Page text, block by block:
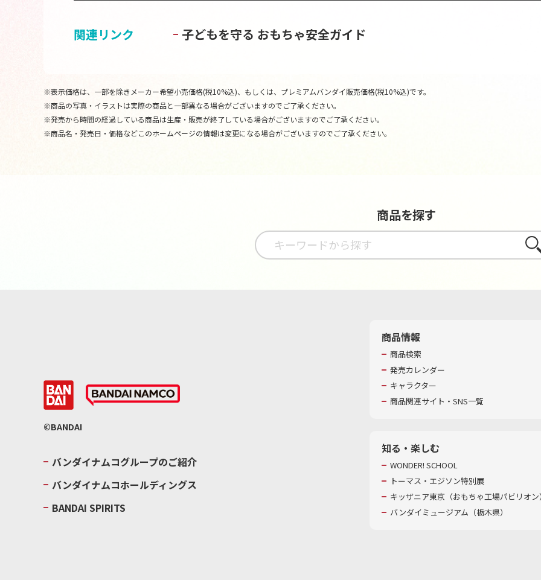
関連リンク 子どもを守る おもちゃ安全ガイド
※表示価格は、一部を除きメーカー希望小売価格(税10%込)、もしくは、プレミアムバンダイ販売価格(税10%込)です。
※商品の写真・イラストは実際の商品と一部異なる場合がございますのでご了承ください。
※発売から時間の経過している商品は生産・販売が終了している場合がございますのでご了承ください。
※商品名・発売日・価格などこのホームページの情報は変更になる場合がございますのでご了承ください。
商品を探す
さが
©BANDAI
バンダイナムコグループのご紹介
バンダイナムコホールディングス
BANDAI SPIRITS
商品情報
商品検索
発売カレンダー
キャラクター
商品関連サイト・SNS一覧
知る・楽しむ
WONDER! SCHOOL
トーマス・エジソン特別展
キッザニア東京（おもちゃ工場パビリオ
バンダイミュージアム（栃木県）